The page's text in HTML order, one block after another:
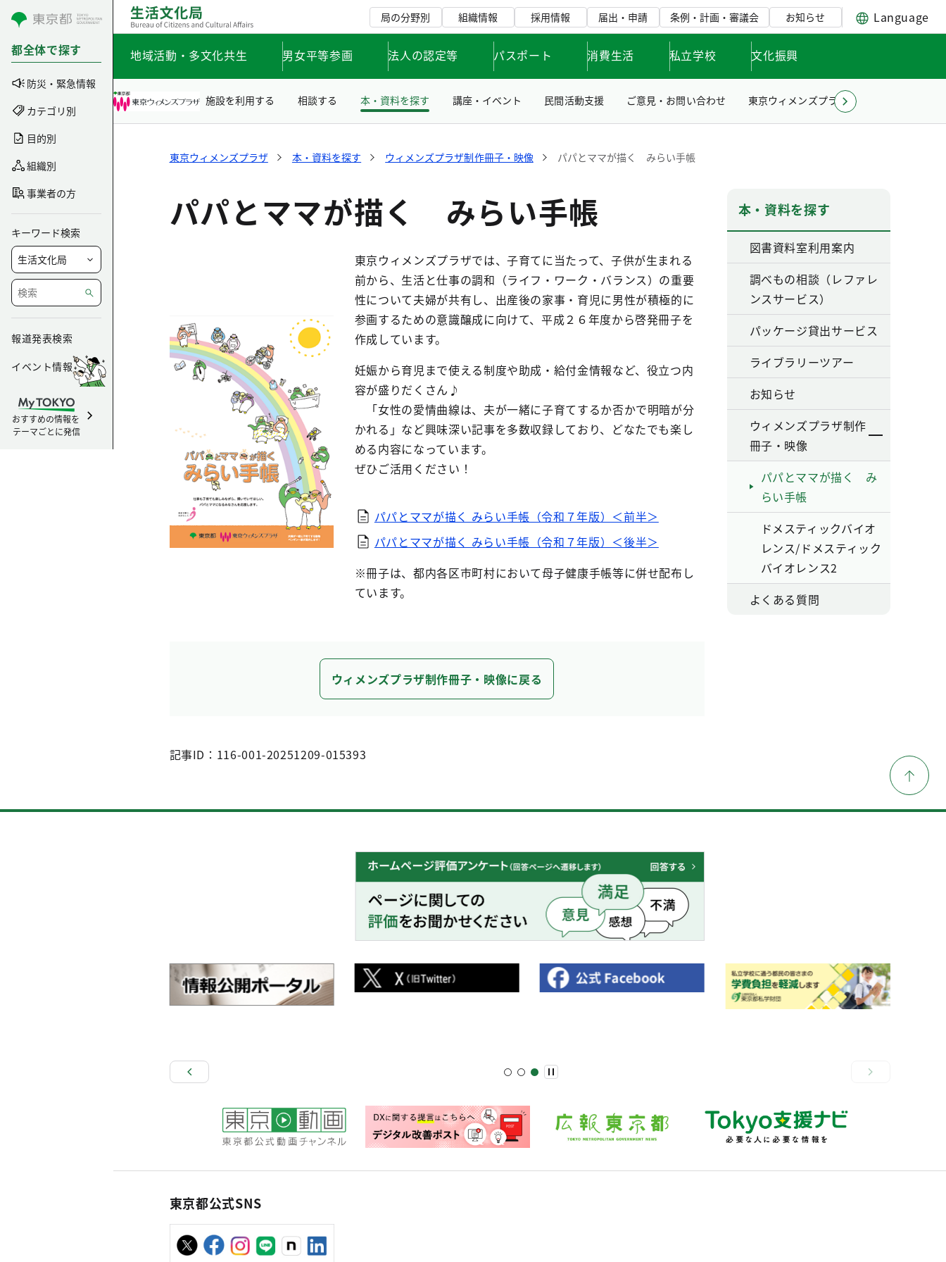
コンテンツにスキップ
都全体で探す
防災・緊急情報
カテゴリ別
目的別
組織別
事業者の方
キーワード検索
報道発表検索
イベント情報
おすすめの情報を
テーマごとに発信
局の分野別 組織情報 採用情報 届出・申請 条例・計画・審議会 お知らせ Language
地域活動・多文化共生 男女平等参画 法人の認定等 パスポート 消費生活 私立学校 文化振興
施設を利用する 相談する 本・資料を探す 講座・イベント 民間活動支援 ご意見・お問い合わせ 東京ウィメンズプラザとは
東京ウィメンズプラザ 本・資料を探す ウィメンズプラザ制作冊子・映像 パパとママが描く みらい手帳
パパとママが描く みらい手帳
東京ウィメンズプラザでは、子育てに当たって、子供が生まれる
前から、生活と仕事の調和（ライフ・ワーク・バランス）の重要
性について夫婦が共有し、出産後の家事・育児に男性が積極的に
参画するための意識醸成に向けて、平成２６年度から啓発冊子を
作成しています。
妊娠から育児まで使える制度や助成・給付金情報など、役立つ内
容が盛りだくさん♪
「女性の愛情曲線は、夫が一緒に子育てするか否かで明暗が分
かれる」など興味深い記事を多数収録しており、どなたでも楽し
める内容になっています。
ぜひご活用ください！
パパとママが描く みらい手帳（令和７年版）＜前半＞
パパとママが描く みらい手帳（令和７年版）＜後半＞
※冊子は、都内各区市町村において母子健康手帳等に併せ配布し
ています。
ウィメンズプラザ制作冊子・映像に戻る
記事ID：116-001-20251209-015393
本・資料を探す
図書資料室利用案内
調べもの相談（レファレ
ンスサービス）
パッケージ貸出サービス
ライブラリーツアー
お知らせ
ウィメンズプラザ制作
冊子・映像
パパとママが描く み
らい手帳
ドメスティックバイオ
レンス/ドメスティック
バイオレンス2
よくある質問
東京都公式SNS